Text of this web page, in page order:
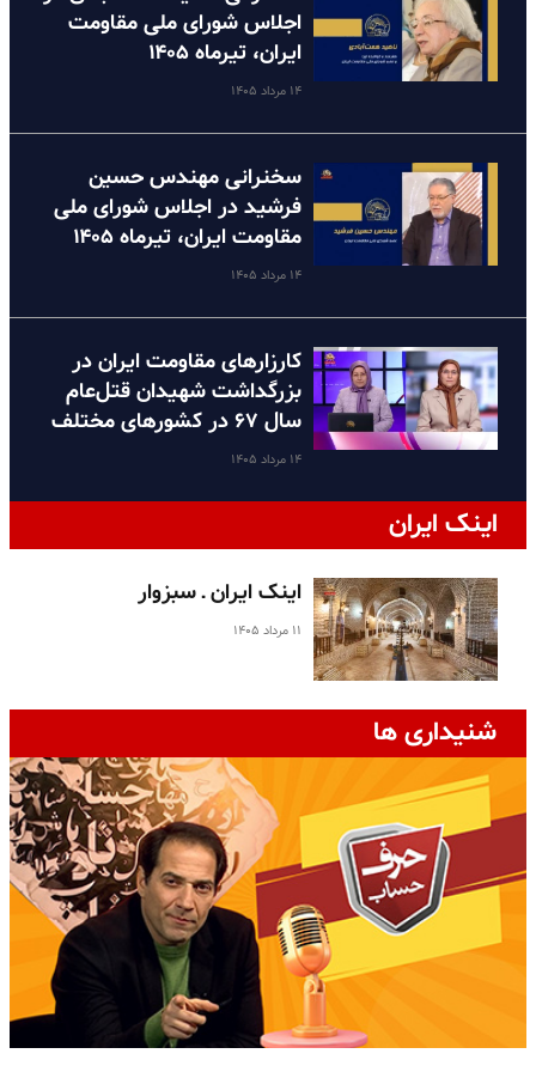
اجلاس شورای ملی مقاومت
ایران، تیرماه ۱۴۰۵
۱۴ مرداد ۱۴۰۵
سخنرانی مهندس حسین
فرشید در اجلاس شورای ملی
مقاومت ایران، تیرماه ۱۴۰۵
۱۴ مرداد ۱۴۰۵
کارزارهای مقاومت ایران در
بزرگداشت شهیدان قتل‌عام
سال ۶۷ در کشورهای مختلف
۱۴ مرداد ۱۴۰۵
اینک ایران
اینک ایران ـ سبزوار
۱۱ مرداد ۱۴۰۵
شنیداری ها